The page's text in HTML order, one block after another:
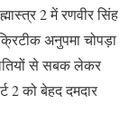
2 में रणवीर सिंह
अनुपमा चोपड़ा
से सबक लेकर
2 को बेहद दमदार